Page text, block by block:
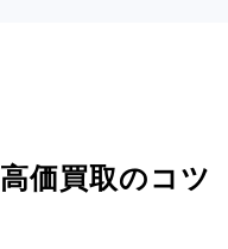
高価買取のコツ